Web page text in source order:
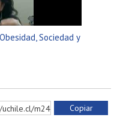
Sociedad y
m240047 Copiar